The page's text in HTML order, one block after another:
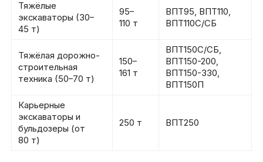
Тяжёлые
экскаваторы (30–
45 т)
95–
110 т
ВПТ95, ВПТ110,
ВПТ110С/СБ
Тяжёлая дорожно-
строительная
техника (50–70 т)
150–
161 т
ВПТ150С/СБ,
ВПТ150-200,
ВПТ150-330,
ВПТ150П
Карьерные
экскаваторы и
бульдозеры (от
80 т)
250 т ВПТ250